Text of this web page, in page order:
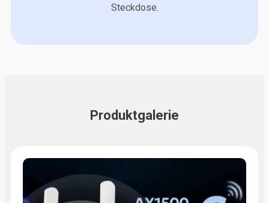
Steckdose.
Produktgalerie